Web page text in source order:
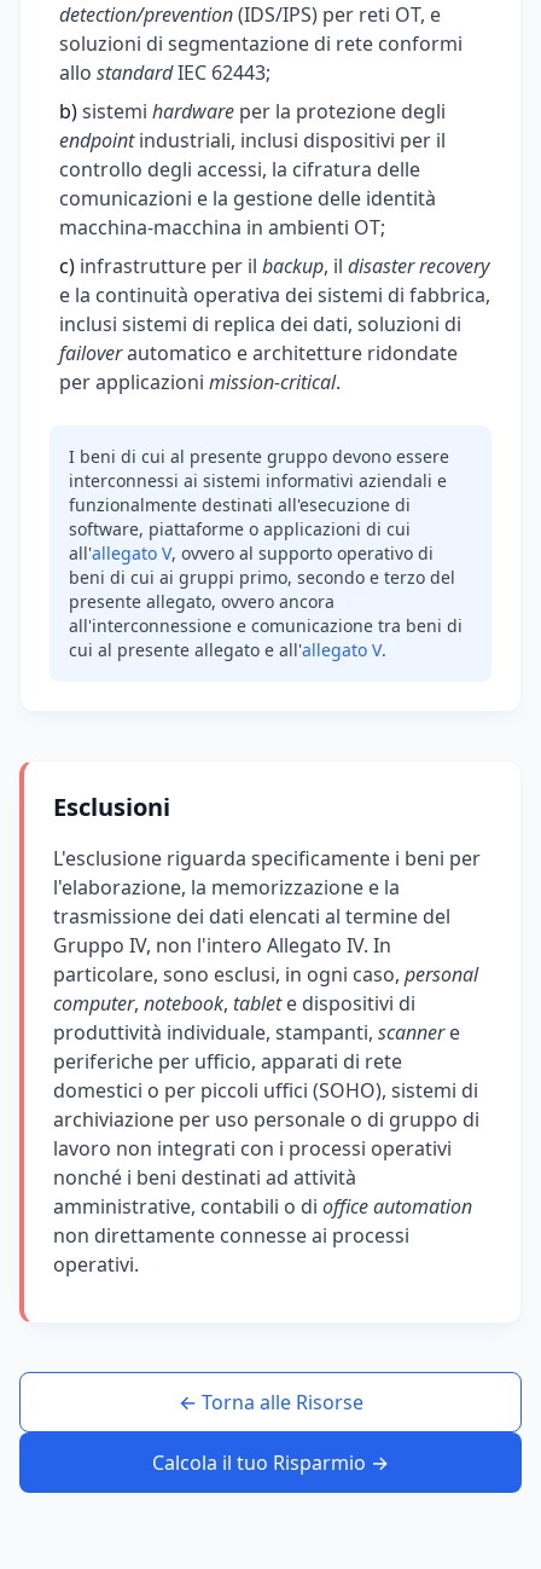
detection/prevention(IDS/IPS) per reti OT, e
soluzioni di segmentazione di rete conformi
allo standardIEC 62443;
b)sistemi hardware per la protezione degli
endpointindustriali, inclusi dispositivi per il
controllo degli accessi, la cifratura delle
comunicazioni e la gestione delle identità
macchina-macchina in ambienti OT;
c) infrastrutture per il backup, il disaster recovery
e la continuità operativa dei sistemi di fabbrica,
inclusi sistemi di replica dei dati, soluzioni di
failoverautomatico e architetture ridondate
per applicazioni mission-critical.
I beni di cui al presente gruppo devono essere
interconnessi ai sistemi informativi aziendali e
funzionalmente destinati all'esecuzione di
software, piattaforme o applicazioni di cui
all'allegato V, ovvero al supporto operativo di
beni di cui ai gruppi primo, secondo e terzo del
presente allegato, ovvero ancora
all'interconnessione e comunicazione tra beni di
cui al presente allegato e all'allegato V.
Esclusioni
L'esclusione riguarda specificamente i beni per
l'elaborazione, la memorizzazione e la
trasmissione dei dati elencati al termine del
Gruppo IV, non l'intero Allegato IV. In
particolare, sono esclusi, in ogni caso, personal
computer, notebook, tablete dispositivi di
produttività individuale, stampanti, scannere
periferiche per ufficio, apparati di rete
domestici o per piccoli uffici (SOHO), sistemi di
archiviazione per uso personale o di gruppo di
lavoro non integrati con i processi operativi
nonché i beni destinati ad attività
amministrative, contabili o di office automation
non direttamente connesse ai processi
operativi.
← Torna alle Risorse
Calcola il tuo Risparmio →